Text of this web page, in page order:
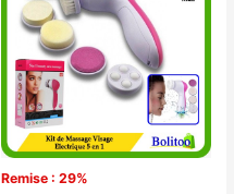
Remise : 29%
était :
5.500 CFA.
est :
3.900 CFA.